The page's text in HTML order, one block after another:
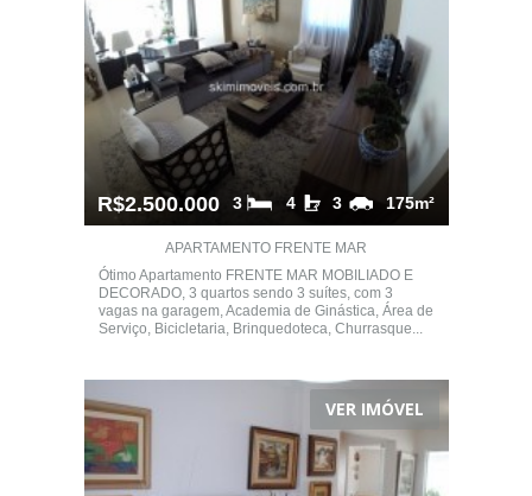
R$2.500.000 175m²
3
4
3
APARTAMENTO FRENTE MAR
Ótimo Apartamento FRENTE MAR MOBILIADO E
DECORADO, 3 quartos sendo 3 suítes, com 3
vagas na garagem, Academia de Ginástica, Área de
Serviço, Bicicletaria, Brinquedoteca, Churrasque...
VER IMÓVEL